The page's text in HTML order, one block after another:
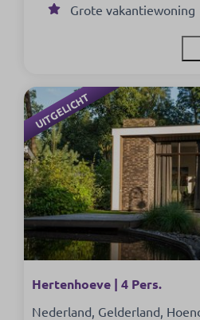
Grote vakantiewoning
UITGELICHT
Hertenhoeve | 4 Pers.
Nederland, Gelderland,